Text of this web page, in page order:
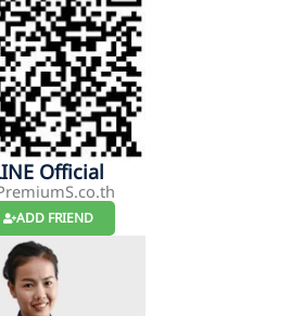
Official
ADD FRIEND